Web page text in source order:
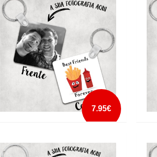
add à lista
7.95€
KETCHUP